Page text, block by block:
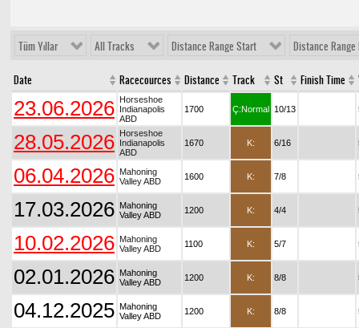
Tüm Yıllar All Tracks Distance Range Start Distance Range
Date Racecources Distance Track St Finish Time
23.06.2026 Horseshoe
Indianapolis
ABD
1700 Ç:Normal 10/13
28.05.2026 Horseshoe
Indianapolis
ABD
1670 K: 6/16
06.04.2026 Mahoning
Valley ABD
1600 K: 7/8
17.03.2026 Mahoning
Valley ABD
1200 K: 4/4
10.02.2026 Mahoning
Valley ABD
1100 K: 5/7
02.01.2026 Mahoning
Valley ABD
1200 K: 8/8
04.12.2025 Mahoning
Valley ABD
1200 K: 8/8